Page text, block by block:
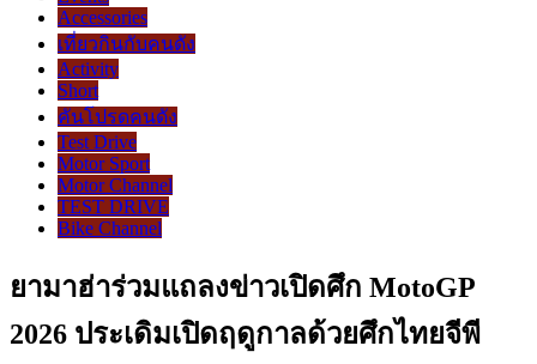
Accessories
เที่ยวกินกับคนดัง
Activity
Short
คันโปรดคนดัง
Test Drive
Motor Sport
Motor Channel
TEST DRIVE
Bike Channel
ยามาฮ่าร่วมแถลงข่าวเปิดศึก MotoGP
2026 ประเดิมเปิดฤดูกาลด้วยศึกไทยจีพี